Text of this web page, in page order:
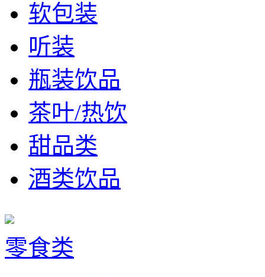
软包装
听装
瓶装饮品
茶叶/热饮
甜品类
酒类饮品
零食类